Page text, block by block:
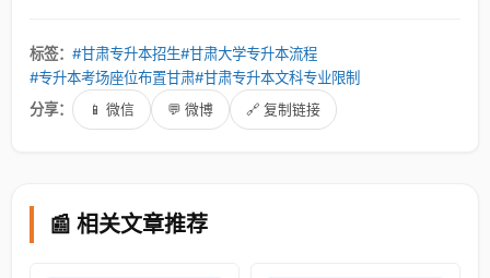
标签： #甘肃专升本招生#甘肃大学专升本流程
#专升本考场座位布置甘肃#甘肃专升本文科专业限制
分享：
📱 微信 💬 微博 🔗 复制链接
📰 相关文章推荐